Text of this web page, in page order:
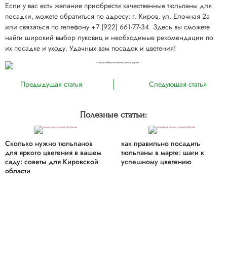
Если у вас есть желание приобрести качественные тюльпаны для
посадки, можете обратиться по адресу: г. Киров, ул. Елочная 2а
или связаться по телефону +7 (922) 661-77-34. Здесь вы сможете
найти широкий выбор луковиц и необходимые рекомендации по
их посадке и уходу. Удачных вам посадок и цветения!
Предыдущая статья Следующая статья
Полезные статьи:
Сколько нужно тюльпанов
для яркого цветения в вашем
саду: советы для Кировской
области
как правильно посадить
тюльпаны в марте: шаги к
успешному цветению